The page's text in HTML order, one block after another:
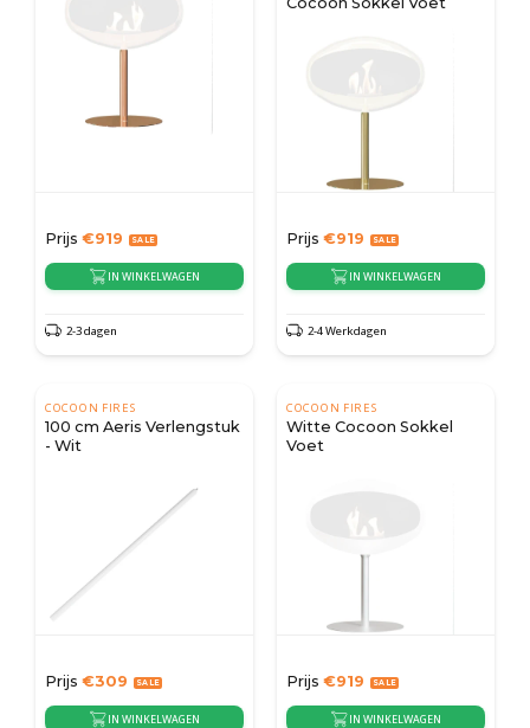
Prijs €919
IN WINKELWAGEN
2-3 dagen
Prijs €919
IN WINKELWAGEN
2-4 Werkdagen
COCOON FIRES
100 cm Aeris Verlengstuk
- Wit
Prijs €309
IN WINKELWAGEN
COCOON FIRES
Witte Cocoon Sokkel
Voet
Prijs €919
IN WINKELWAGEN